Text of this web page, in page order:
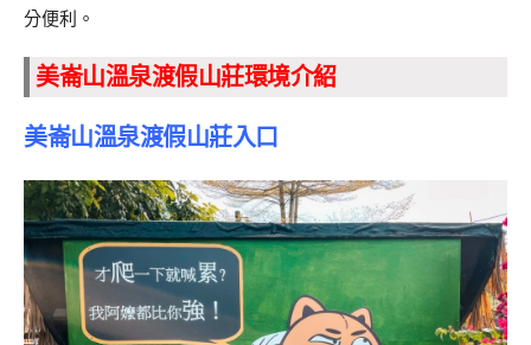
分便利。
美崙山溫泉渡假山莊環境介紹
美崙山溫泉渡假山莊入口